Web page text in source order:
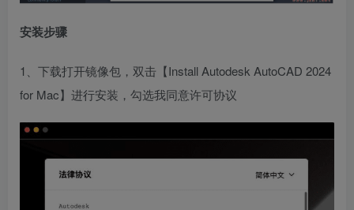
安装步骤
1、下载打开镜像包，双击【Install Autodesk AutoCAD 2024
for Mac】进行安装，勾选我同意许可协议